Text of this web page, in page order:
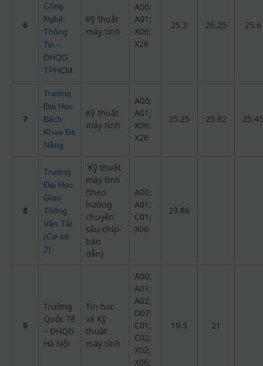
6
Công
Nghệ
Thông
Tin –
ĐHQG
TPHCM
Kỹ thuật
máy tính
A00;
A01;
X06;
X26
25.3 26.25 25.6
7
Trường
Đại Học
Bách
Khoa Đà
Nẵng
Kỹ thuật
máy tính
A00;
A01;
X06;
X26
25.25 25.82 25.45
8
Trường
Đại Học
Giao
Thông
Vận Tải
(Cơ sở
2)
Kỹ thuật
máy tính
(theo
hướng
chuyên
sâu chíp-
bán
dẫn)
A00;
A01;
C01;
X06
23.86
9
Trường
Quốc Tế
– ĐHQG
Hà Nội
Tin học
và Kỹ
thuật
máy tính
A00;
A01;
A02;
D07;
C01;
C02;
X02;
X06;
19.5 21